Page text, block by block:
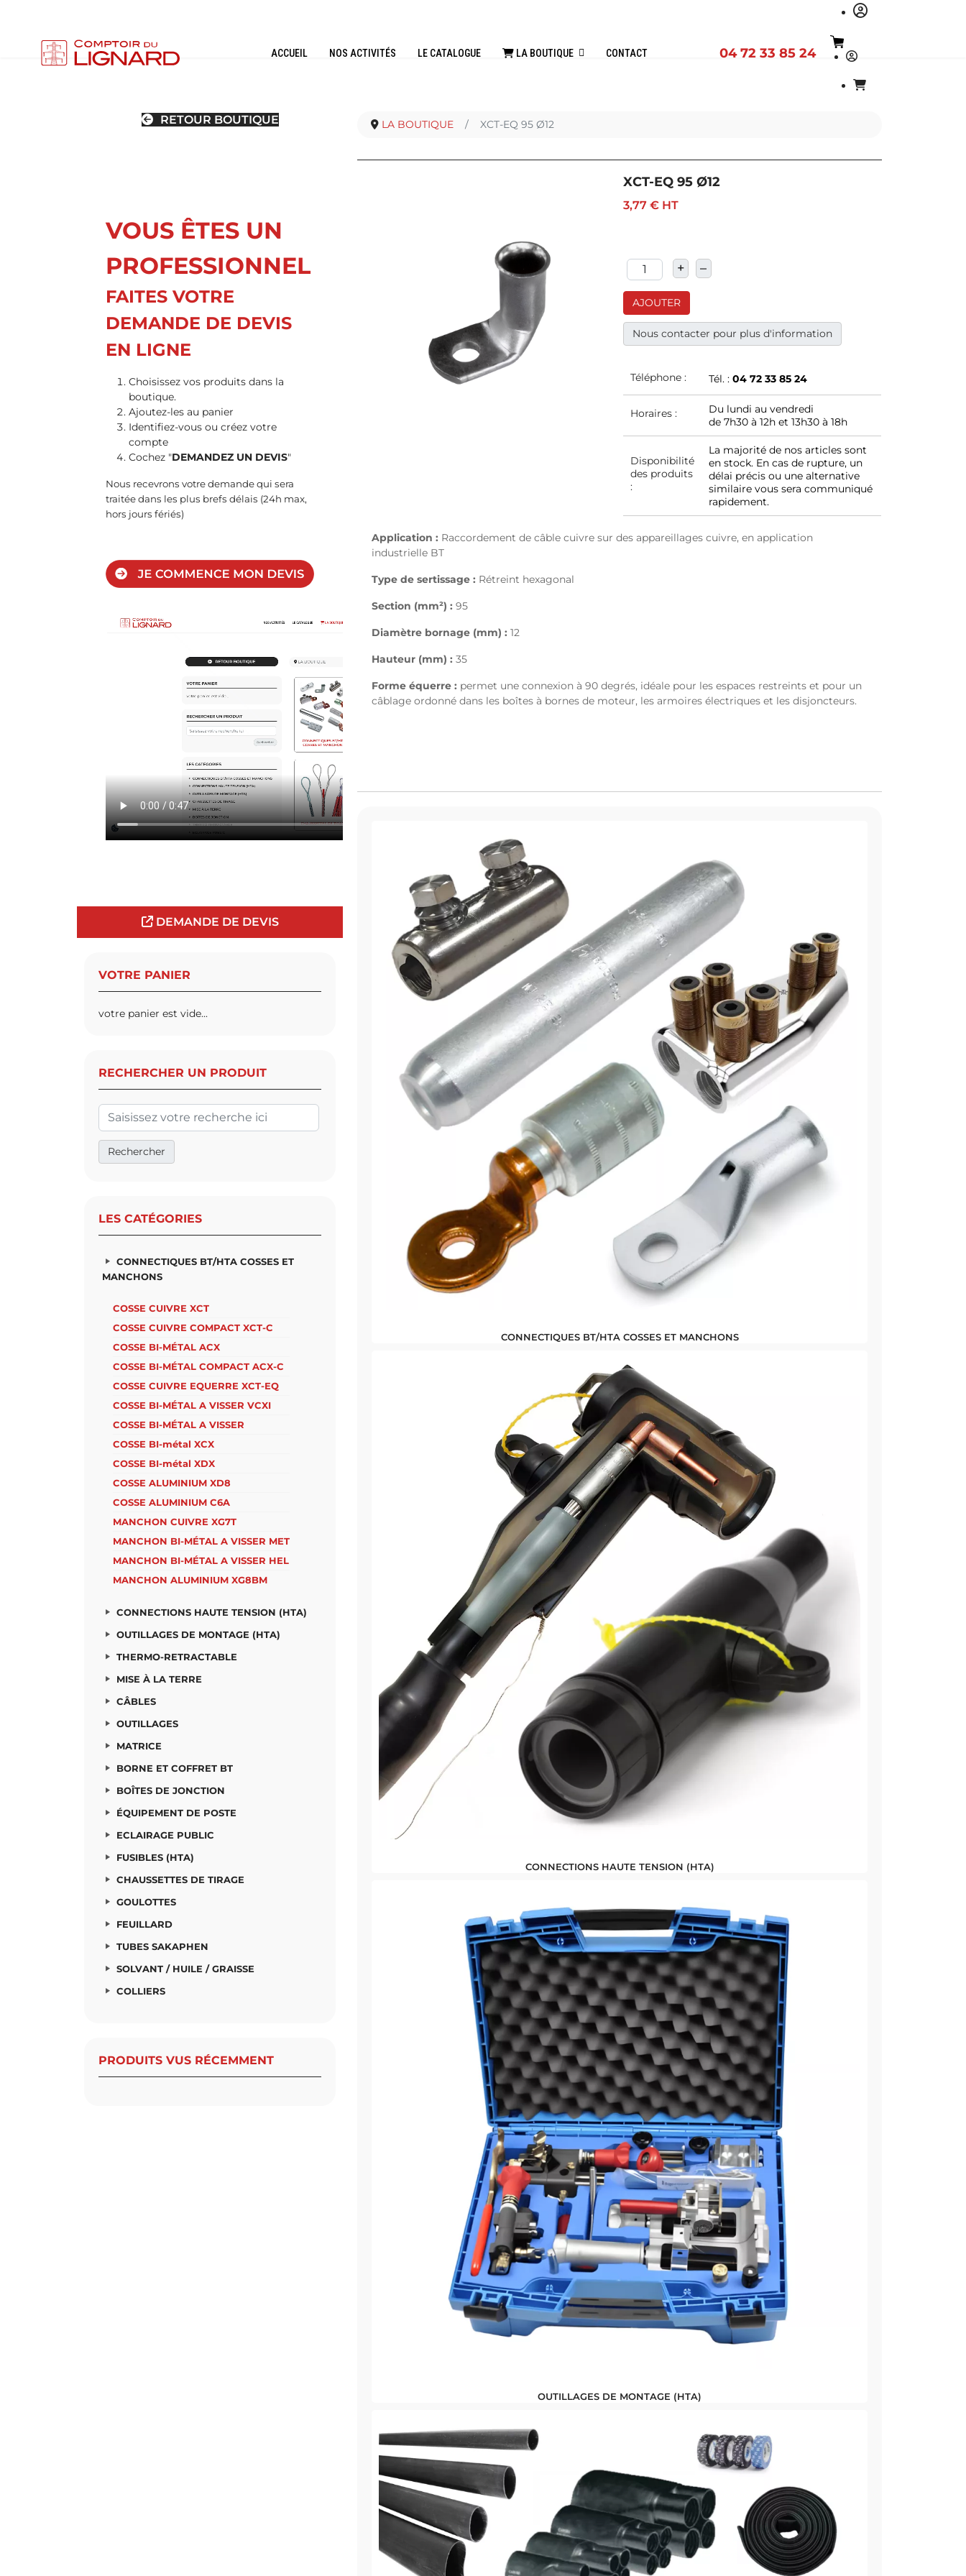
ACCUEIL NOS ACTIVITÉS LE CATALOGUE LA BOUTIQUE CONTACT 04 72 33 85 24
RETOUR BOUTIQUE
VOUS ÊTES UN
PROFESSIONNEL
FAITES VOTRE
DEMANDE DE DEVIS
EN LIGNE
Choisissez vos produits dans la
boutique.
Ajoutez-les au panier
Identifiez-vous ou créez votre
compte
Cochez "DEMANDEZ UN DEVIS"
Nous recevrons votre demande qui sera
traitée dans les plus brefs délais (24h max,
hors jours fériés)
DEMANDE DE DEVIS
VOTRE PANIER
votre panier est vide...
RECHERCHER UN PRODUIT
LES CATÉGORIES
CONNECTIQUES BT/HTA COSSES ET
MANCHONS
COSSE CUIVRE XCT
COSSE CUIVRE COMPACT XCT-C
COSSE BI-MÉTAL ACX
COSSE BI-MÉTAL COMPACT ACX-C
COSSE CUIVRE EQUERRE XCT-EQ
COSSE BI-MÉTAL A VISSER VCXI
COSSE BI-MÉTAL A VISSER
COSSE BI-métal XCX
COSSE BI-métal XDX
COSSE ALUMINIUM XD8
COSSE ALUMINIUM C6A
MANCHON CUIVRE XG7T
MANCHON BI-MÉTAL A VISSER MET
MANCHON BI-MÉTAL A VISSER HEL
MANCHON ALUMINIUM XG8BM
CONNECTIONS HAUTE TENSION (HTA)
OUTILLAGES DE MONTAGE (HTA)
THERMO-RETRACTABLE
MISE À LA TERRE
CÂBLES
OUTILLAGES
MATRICE
BORNE ET COFFRET BT
BOÎTES DE JONCTION
ÉQUIPEMENT DE POSTE
ECLAIRAGE PUBLIC
FUSIBLES (HTA)
CHAUSSETTES DE TIRAGE
GOULOTTES
FEUILLARD
TUBES SAKAPHEN
SOLVANT / HUILE / GRAISSE
COLLIERS
PRODUITS VUS RÉCEMMENT
LA BOUTIQUE XCT-EQ 95 Ø12
XCT-EQ 95 Ø12
3,77 € HT
+ –
AJOUTER
Nous contacter pour plus d'information
Téléphone : Tél. : 04 72 33 85 24
Horaires :
Du lundi au vendredi
de 7h30 à 12h et 13h30 à 18h
Disponibilité
des produits
:
La majorité de nos articles sont
en stock. En cas de rupture, un
délai précis ou une alternative
similaire vous sera communiqué
rapidement.
Application : Raccordement de câble cuivre sur des appareillages cuivre, en application
industrielle BT
Type de sertissage : Rétreint hexagonal
Section (mm²) : 95
Diamètre bornage (mm) : 12
Hauteur (mm) : 35
Forme équerre : permet une connexion à 90 degrés, idéale pour les espaces restreints et pour un
câblage ordonné dans les boîtes à bornes de moteur, les armoires électriques et les disjoncteurs.
CONNECTIQUES BT/HTA COSSES ET MANCHONS
CONNECTIONS HAUTE TENSION (HTA)
OUTILLAGES DE MONTAGE (HTA)